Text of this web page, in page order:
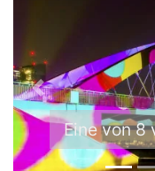
Eine von 8
P
r
v